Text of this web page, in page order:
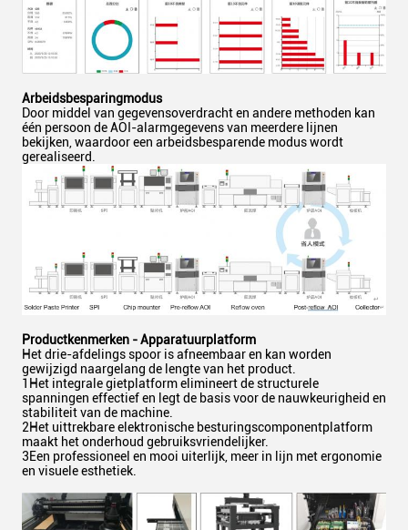
Arbeidsbesparingmodus
Door middel van gegevensoverdracht en andere methoden kan
één persoon de AOI-alarmgegevens van meerdere lijnen
bekijken, waardoor een arbeidsbesparende modus wordt
gerealiseerd.
Productkenmerken - Apparatuurplatform
Het drie-afdelings spoor is afneembaar en kan worden
gewijzigd naargelang de lengte van het product.
1Het integrale gietplatform elimineert de structurele
spanningen effectief en legt de basis voor de nauwkeurigheid en
stabiliteit van de machine.
2Het uittrekbare elektronische besturingscomponentplatform
maakt het onderhoud gebruiksvriendelijker.
3Een professioneel en mooi uiterlijk, meer in lijn met ergonomie
en visuele esthetiek.